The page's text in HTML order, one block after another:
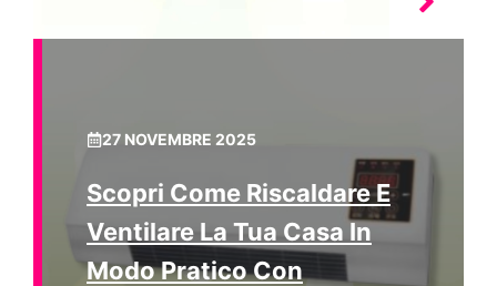
27 NOVEMBRE 2025
Scopri Come Riscaldare E
Ventilare La Tua Casa In
Modo Pratico Con